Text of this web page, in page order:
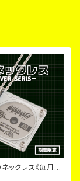
ックレス《毎月６
売》